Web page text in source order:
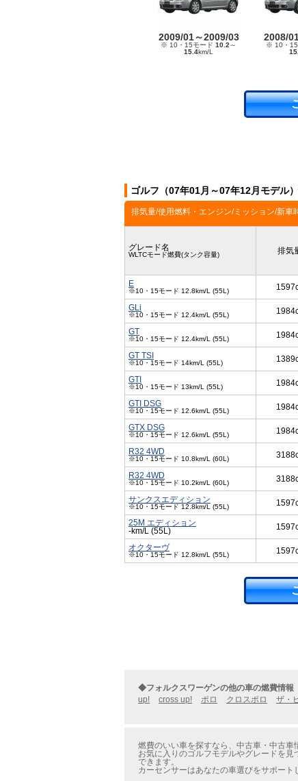
2009/01～2009/03
※ 10・15モード 10.2 ～
15.4km/L
2008/
※ 10・15
ゴルフ（07年01月～07年12月モデル
排気量/使用燃料・エンジン/ミッション/新車
グレード名
WLTCモード燃費(タンク容量) 排気
E
※10・15モード 12.8km/L (55L)
GLi
※10・15モード 12.4km/L (55L)
GT
※10・15モード 12.4km/L (55L)
GT TSI
※10・15モード 14km/L (55L)
GTI
※10・15モード 13km/L (55L)
GTI DSG
※10・15モード 12.6km/L (55L)
GTX DSG
※10・15モード 12.6km/L (55L)
R32 4WD
※10・15モード 10.8km/L (60L)
R32 4WD
※10・15モード 10.2km/L (60L)
サンクスエディション
※10・15モード 12.8km/L (55L)
25M エディション
-km/L (55L)
オクターヴ
※10・15モード 12.8km/L (55L)
◆フォルクスワーゲンの他の車の燃費情報
up!
cross up! ポロ クロスポロ ザ・
燃費のいい車を探すなら、中古車・中古車
お気に入りのゴルフモデルやグレードを
できます。
カーセンサーはあなたの車選びをサポート